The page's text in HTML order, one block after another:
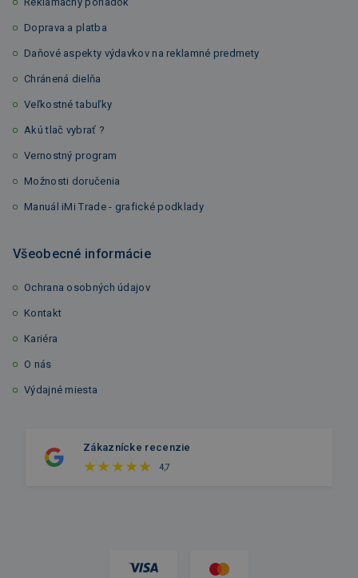
Doprava a platba
Daňové aspekty výdavkov na reklamné predmety
Chránená dielňa
Veľkostné tabuľky
Akú tlač vybrať ?
Vernostný program
Možnosti doručenia
Manuál iMi Trade - grafické podklady
Všeobecné informácie
Ochrana osobných údajov
Kontakt
Kariéra
O nás
Výdajné miesta
Zákaznícke recenzie
4,7